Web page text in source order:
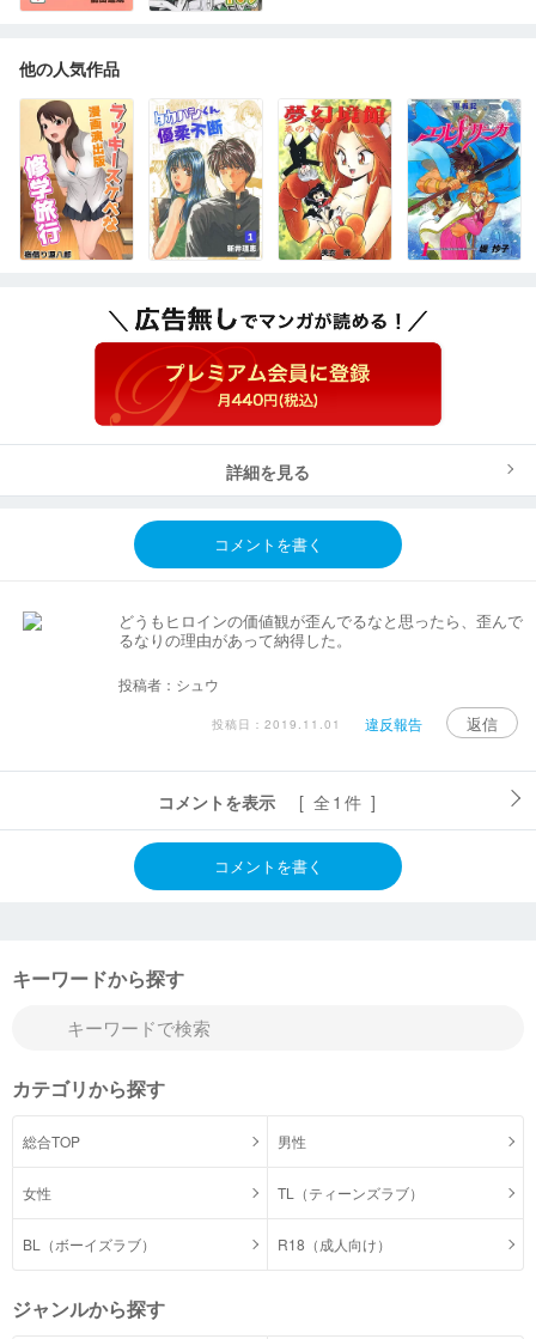
他の人気作品
詳細を見る
コメントを書く
どうもヒロインの価値観が歪んでるなと思ったら、歪んで
るなりの理由があって納得した。
投稿者：シュウ
投稿日：2019.11.01 違反報告 返信
コメントを表示 [ 全1件 ]
コメントを書く
キーワードから探す
カテゴリから探す
総合TOP 男性
女性 TL（ティーンズラブ）
BL（ボーイズラブ） R18（成人向け）
ジャンルから探す